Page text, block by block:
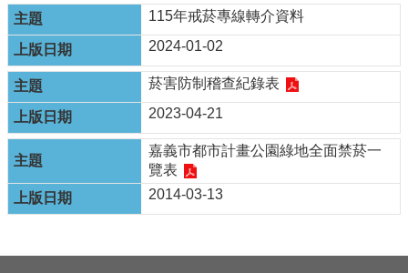
區
English
回
首
頁
網
導
覽
115年戒菸專線轉介資料
2024-01-02
菸害防制稽查紀錄表
2023-04-21
嘉義市都市計畫公園綠地全面禁菸一
覽表
2014-03-13